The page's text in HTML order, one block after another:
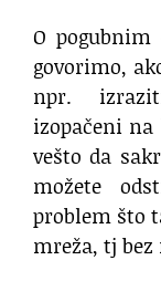
O
govorimo,
npr.
izopačeni
vešto da
možete
problem što
mreža, tj